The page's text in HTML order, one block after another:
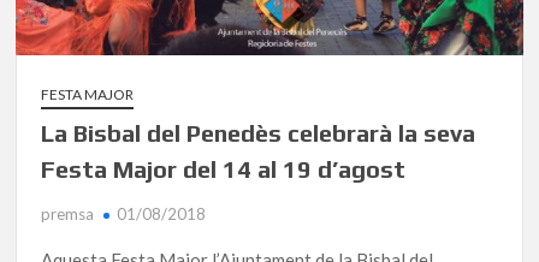
FESTA MAJOR
La Bisbal del Penedès celebrarà la seva
Festa Major del 14 al 19 d’agost
premsa 01/08/2018